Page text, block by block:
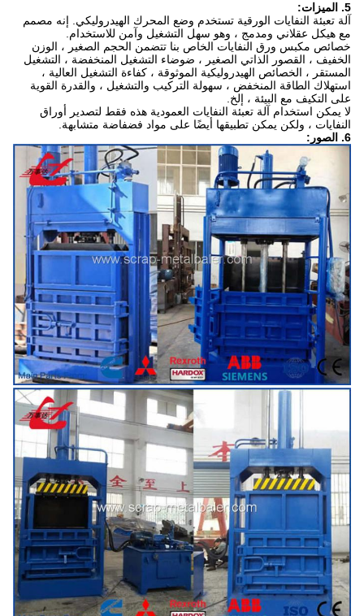
5. الميزات:
آلة تعبئة النفايات الورقية تستخدم وضع المحرك الهيدروليكي.
إنه مصمم
مع هيكل عقلاني ومدمج ، وهو سهل التشغيل وآمن للاستخدام.
خصائص مكبس ورق النفايات الخاص بنا تتضمن الحجم الصغير ، الوزن
الخفيف ، القصور الذاتي الصغير ، ضوضاء التشغيل المنخفضة ، التشغيل
المستقر ، الخصائص الهيدروليكية الموثوقة ، كفاءة التشغيل العالية ،
استهلاك الطاقة المنخفض ، سهولة التركيب والتشغيل ، والقدرة القوية
على التكيف مع البيئة ، إلخ.
لا يمكن استخدام آلة تعبئة النفايات العمودية هذه فقط لتصدير أوراق
النفايات ، ولكن يمكن تطبيقها أيضًا على مواد فضفاضة متشابهة.
6. الصور: